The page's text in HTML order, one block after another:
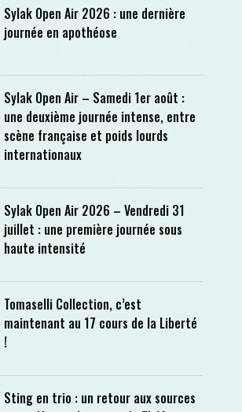
Sylak Open Air 2026 : une dernière
journée en apothéose
Sylak Open Air – Samedi 1er août :
une deuxième journée intense, entre
scène française et poids lourds
internationaux
Sylak Open Air 2026 – Vendredi 31
juillet : une première journée sous
haute intensité
Tomaselli Collection, c’est
maintenant au 17 cours de la Liberté
!
Sting en trio : un retour aux sources